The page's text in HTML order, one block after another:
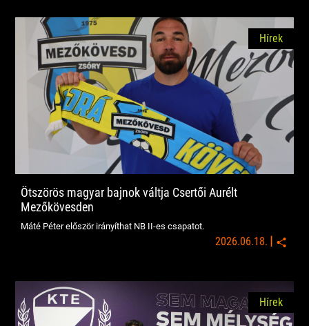
Hírek
Ötszörös magyar bajnok váltja Csertői Aurélt
Mezőkövesden
Máté Péter először irányíthat NB II-es csapatot.
2026.06.18. |
Hírek